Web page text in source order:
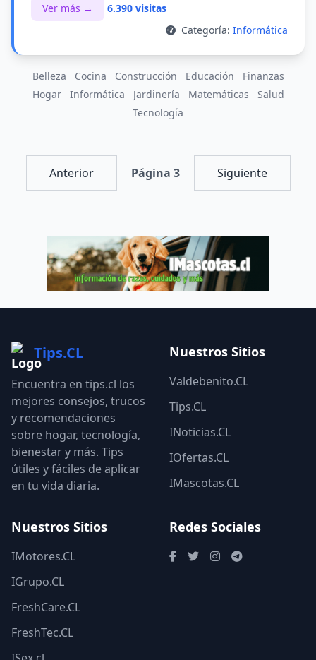
Ver más →
6.390 visitas
Categoría: Informática
Belleza Cocina Construcción Educación
Finanzas
Hogar
Informática Jardinería Matemáticas
Salud
Tecnología
Anterior Página 3 Siguiente
Tips.CL
Encuentra en tips.cl los
mejores consejos, trucos
y recomendaciones
sobre hogar, tecnología,
bienestar y más. Tips
útiles y fáciles de aplicar
en tu vida diaria.
Nuestros Sitios
Valdebenito.CL
Tips.CL
INoticias.CL
IOfertas.CL
IMascotas.CL
Nuestros Sitios
IMotores.CL
IGrupo.CL
FreshCare.CL
FreshTec.CL
Redes Sociales